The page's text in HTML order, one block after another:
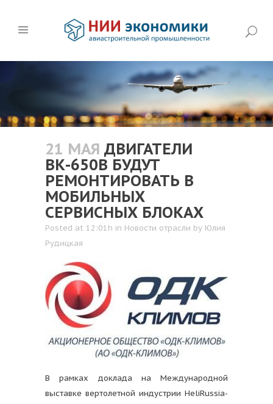
21 МАЯ ДВИГАТЕЛИ
ВК-650В БУДУТ
РЕМОНТИРОВАТЬ В
МОБИЛЬНЫХ
СЕРВИСНЫХ БЛОКАХ
Posted at 12:01h in Новости отрасли by Юлия
Рудицкая
В рамках доклада на Международной
выставке вертолетной индустрии HeliRussia-